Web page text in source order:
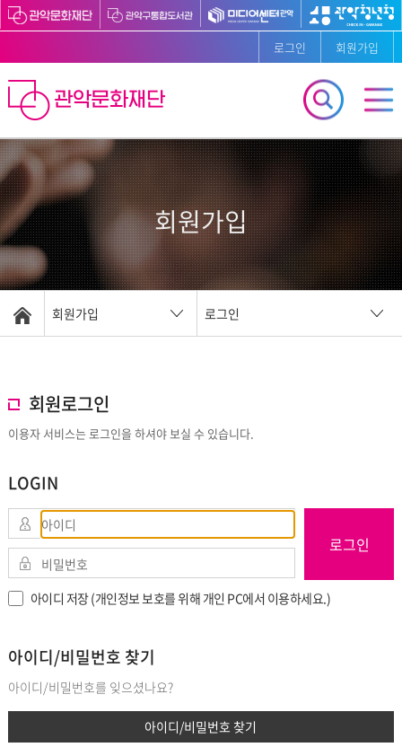
로그인 회원가입
회원가입
회원가입 로그인
회원로그인
이용자 서비스는 로그인을 하셔야 보실 수 있습니다.
LOGIN
아이디 저장 (개인정보 보호를 위해 개인 PC에서 이용하세요.)
로그인
아이디/비밀번호 찾기
아이디/비밀번호를 잊으셨나요?
아이디/비밀번호 찾기